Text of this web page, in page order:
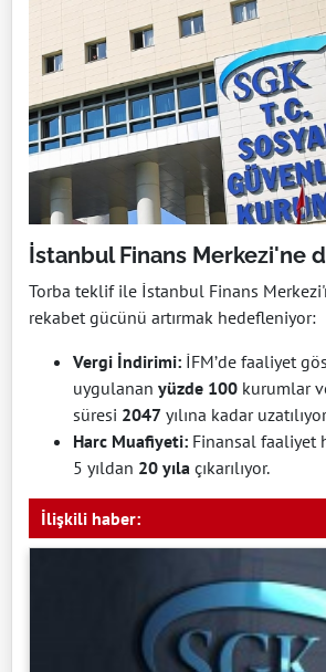
İstanbul Finans Merkezi'ne
Torba teklif ile İstanbul Finans
rekabet gücünü artırmak hedefleniyor:
Vergi İndirimi: İFM’de faaliyet
uygulanan yüzde 100 kurumlar
süresi 2047 yılına kadar
Harc Muafiyeti: Finansal faaliyet
5 yıldan 20 yıla çıkarılıyor.
İlişkili haber: